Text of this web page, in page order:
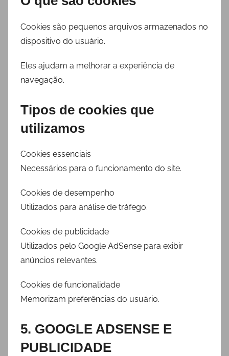
Cookies são pequenos arquivos armazenados no
dispositivo do usuário.
Eles ajudam a melhorar a experiência de
navegação.
Tipos de cookies que
utilizamos
Cookies essenciais
Necessários para o funcionamento do site.
Cookies de desempenho
Utilizados para análise de tráfego.
Cookies de publicidade
Utilizados pelo Google AdSense para exibir
anúncios relevantes.
Cookies de funcionalidade
Memorizam preferências do usuário.
5. GOOGLE ADSENSE E
PUBLICIDADE